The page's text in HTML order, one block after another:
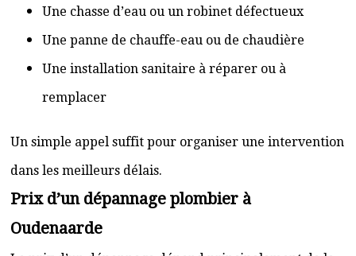
Une chasse d’eau ou un robinet défectueux
Une panne de chauffe-eau ou de chaudière
Une installation sanitaire à réparer ou à
remplacer
Un simple appel suffit pour organiser une intervention
dans les meilleurs délais.
Prix d’un dépannage plombier à
Oudenaarde